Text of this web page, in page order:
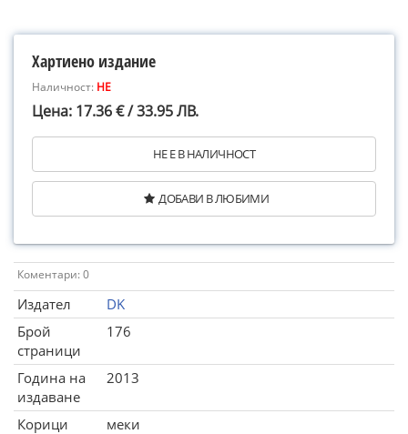
Хартиено издание
Наличност: НЕ
Цена: 17.36 € / 33.95 ЛВ.
НЕ Е В НАЛИЧНОСТ
ДОБАВИ В ЛЮБИМИ
Коментари: 0
Издател
DK
Брой
страници
176
Година на
издаване
2013
Корици
меки